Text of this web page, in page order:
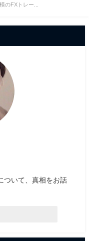
のFXトレー...
ついて、真相をお話